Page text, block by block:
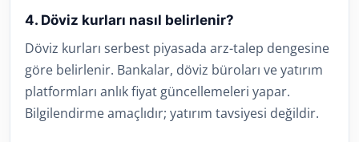
4. Döviz kurları nasıl belirlenir?
Döviz kurları serbest piyasada arz-talep dengesine
göre belirlenir. Bankalar, döviz büroları ve yatırım
platformları anlık fiyat güncellemeleri yapar.
Bilgilendirme amaçlıdır; yatırım tavsiyesi değildir.